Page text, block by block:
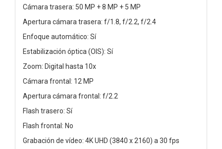
Cámara trasera: 50 MP + 8 MP + 5 MP
Apertura cámara trasera: f/1.8, f/2.2, f/2.4
Enfoque automático: Sí
Estabilización óptica (OIS): Sí
Zoom: Digital hasta 10x
Cámara frontal: 12 MP
Apertura cámara frontal: f/2.2
Flash trasero: Sí
Flash frontal: No
Grabación de vídeo: 4K UHD (3840 x 2160) a 30 fps